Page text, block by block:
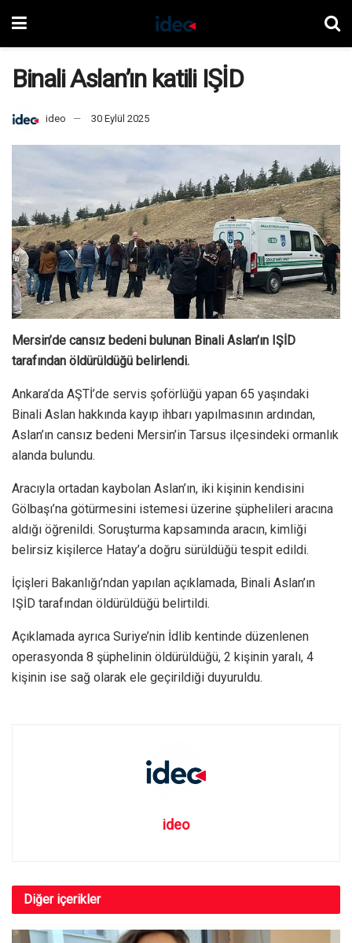
Binali Aslan’ın katili IŞİD
ideo 30 Eylül 2025
Mersin’de cansız bedeni bulunan Binali Aslan’ın IŞİD
tarafından öldürüldüğü belirlendi.
Ankara’da AŞTİ’de servis şoförlüğü yapan 65 yaşındaki
Binali Aslan hakkında kayıp ihbarı yapılmasının ardından,
Aslan’ın cansız bedeni Mersin’in Tarsus ilçesindeki ormanlık
alanda bulundu.
Aracıyla ortadan kaybolan Aslan’ın, iki kişinin kendisini
Gölbaşı’na götürmesini istemesi üzerine şüphelileri aracına
aldığı öğrenildi. Soruşturma kapsamında aracın, kimliği
belirsiz kişilerce Hatay’a doğru sürüldüğü tespit edildi.
İçişleri Bakanlığı’ndan yapılan açıklamada, Binali Aslan’ın
IŞİD tarafından öldürüldüğü belirtildi.
Açıklamada ayrıca Suriye’nin İdlib kentinde düzenlenen
operasyonda 8 şüphelinin öldürüldüğü, 2 kişinin yaralı, 4
kişinin ise sağ olarak ele geçirildiği duyuruldu.
ideo
Diğer içerikler